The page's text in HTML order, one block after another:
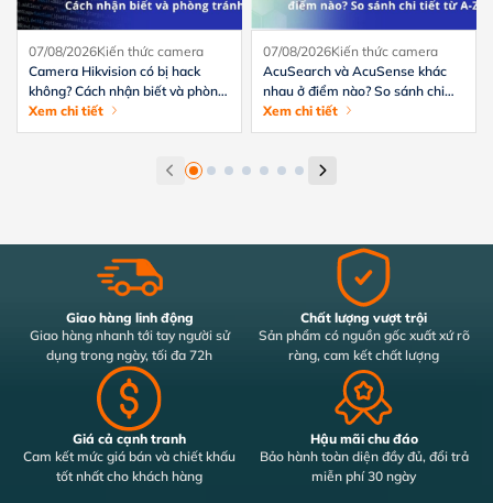
07/08/2026Kiến thức camera
Camera Hikvision có bị hack
không? Cách nhận biết và phòng
tránh hiệu quả
Xem chi tiết
07/08/2026Kiến thức camera
AcuSearch và AcuSense khác
nhau ở điểm nào? So sánh chi
tiết từ A-Z
Xem chi tiết
Giao hàng linh động
Giao hàng nhanh tới tay người sử
dụng trong ngày, tối đa 72h
Chất lượng vượt trội
Sản phẩm có nguồn gốc xuất xứ rõ
ràng, cam kết chất lượng
Giá cả cạnh tranh
Cam kết mức giá bán và chiết khấu
tốt nhất cho khách hàng
Hậu mãi chu đáo
Bảo hành toàn diện đầy đủ, đổi trả
miễn phí 30 ngày